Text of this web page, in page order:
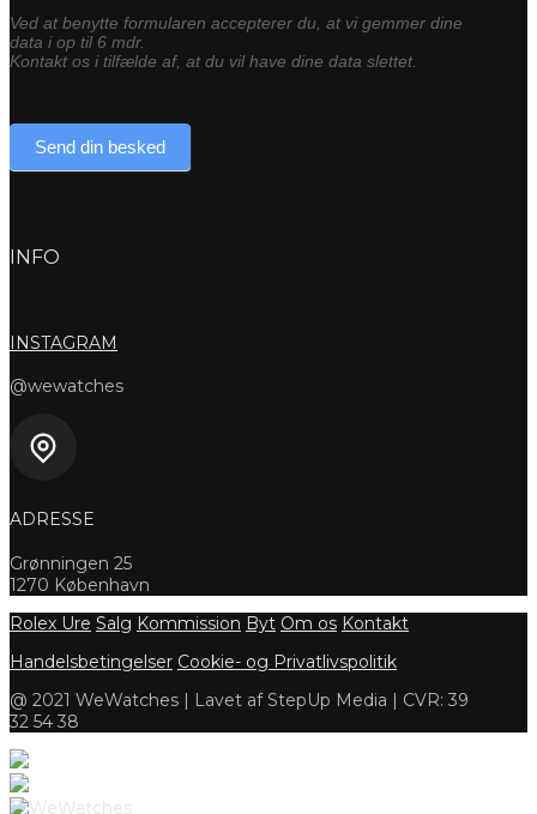
Ved at benytte formularen accepterer du, at vi gemmer dine
data i op til 6 mdr.
Kontakt os i tilfælde af, at du vil have dine data slettet.
Send din besked
INFO
INSTAGRAM
@wewatches
ADRESSE
Grønningen 25
1270 København
Rolex Ure Salg Kommission Byt Om os Kontakt
Handelsbetingelser Cookie- og Privatlivspolitik
@ 2021 WeWatches | Lavet af StepUp Media | CVR: 39
32 54 38